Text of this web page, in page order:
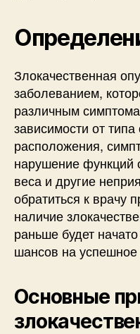
Злокачественная
заболеванием,
различным
зависимости от
расположения,
нарушение функций
веса и другие
обратиться к врачу
наличие
раньше будет
шансов на успешное
Основные